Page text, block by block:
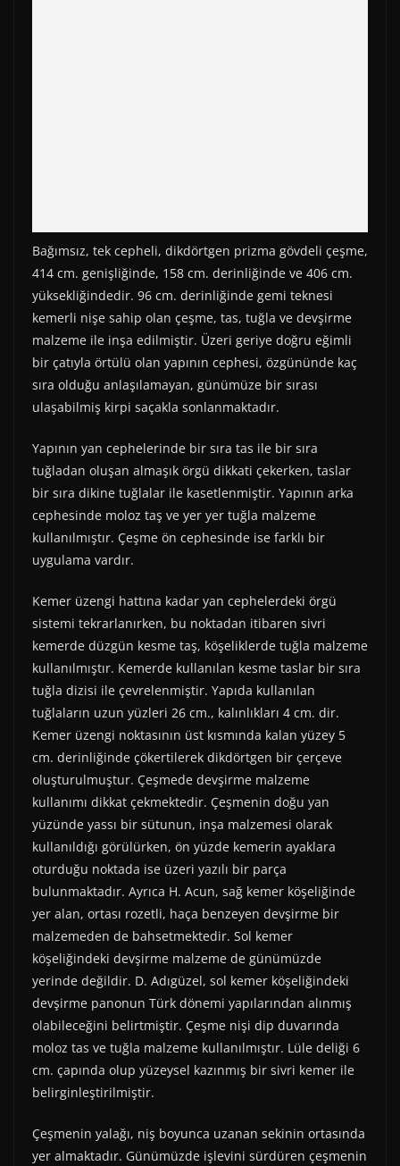
Bağımsız, tek cepheli, dikdörtgen prizma gövdeli çeşme,
414 cm. genişliğinde, 158 cm. derinliğinde ve 406 cm.
yüksekliğindedir. 96 cm. derinliğinde gemi teknesi
kemerli nişe sahip olan çeşme, tas, tuğla ve devşirme
malzeme ile inşa edilmiştir. Üzeri geriye doğru eğimli
bir çatıyla örtülü olan yapının cephesi, özgününde kaç
sıra olduğu anlaşılamayan, günümüze bir sırası
ulaşabilmiş kirpi saçakla sonlanmaktadır.
Yapının yan cephelerinde bir sıra tas ile bir sıra
tuğladan oluşan almaşık örgü dikkati çekerken, taslar
bir sıra dikine tuğlalar ile kasetlenmiştir. Yapının arka
cephesinde moloz taş ve yer yer tuğla malzeme
kullanılmıştır. Çeşme ön cephesinde ise farklı bir
uygulama vardır.
Kemer üzengi hattına kadar yan cephelerdeki örgü
sistemi tekrarlanırken, bu noktadan itibaren sivri
kemerde düzgün kesme taş, köşeliklerde tuğla malzeme
kullanılmıştır. Kemerde kullanılan kesme taslar bir sıra
tuğla dizisi ile çevrelenmiştir. Yapıda kullanılan
tuğlaların uzun yüzleri 26 cm., kalınlıkları 4 cm. dir.
Kemer üzengi noktasının üst kısmında kalan yüzey 5
cm. derinliğinde çökertilerek dikdörtgen bir çerçeve
oluşturulmuştur. Çeşmede devşirme malzeme
kullanımı dikkat çekmektedir. Çeşmenin doğu yan
yüzünde yassı bir sütunun, inşa malzemesi olarak
kullanıldığı görülürken, ön yüzde kemerin ayaklara
oturduğu noktada ise üzeri yazılı bir parça
bulunmaktadır. Ayrıca H. Acun, sağ kemer köşeliğinde
yer alan, ortası rozetli, haça benzeyen devşirme bir
malzemeden de bahsetmektedir. Sol kemer
köşeliğindeki devşirme malzeme de günümüzde
yerinde değildir. D. Adıgüzel, sol kemer köşeliğindeki
devşirme panonun Türk dönemi yapılarından alınmış
olabileceğini belirtmiştir. Çeşme nişi dip duvarında
moloz tas ve tuğla malzeme kullanılmıştır. Lüle deliği 6
cm. çapında olup yüzeysel kazınmış bir sivri kemer ile
belirginleştirilmiştir.
Çeşmenin yalağı, niş boyunca uzanan sekinin ortasında
yer almaktadır. Günümüzde işlevini sürdüren çeşmenin